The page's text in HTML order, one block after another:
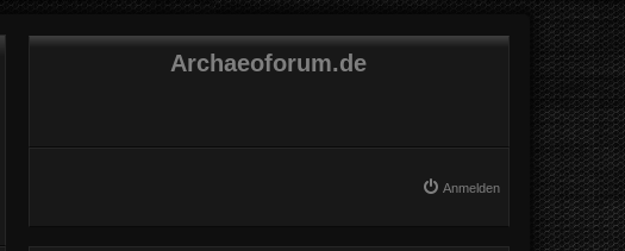
Archaeoforum.de
Anmelden